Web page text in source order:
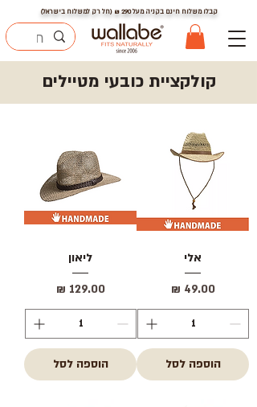
קבלו משלוח חינם בקניה מעל290₪ (חל רק למשלוח בישראל)
קולקציית כובעי מטיילים
אלי
מחיר‏49.00 ‏₪
הוספה לסל
ליאון
מחיר‏129.00 ‏₪
הוספה לסל